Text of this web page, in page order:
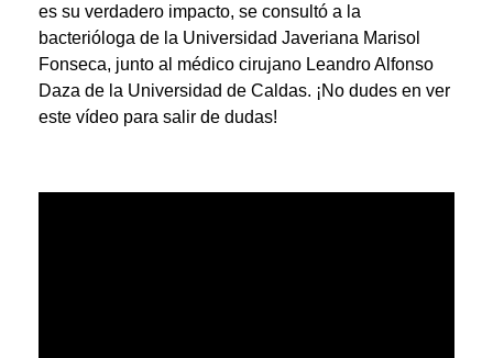
es su verdadero impacto, se consultó a la
bacterióloga de la Universidad Javeriana Marisol
Fonseca, junto al médico cirujano Leandro Alfonso
Daza de la Universidad de Caldas. ¡No dudes en ver
este vídeo para salir de dudas!